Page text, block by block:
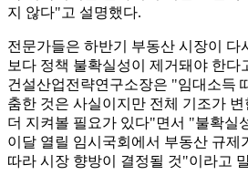
지 않다"고 설명했다.
전문가들은 하반기 부동산 시장이 다
보다 정책 불확실성이 제거돼야 한다
건설산업전략연구소장은 "임대소득
춤한 것은 사실이지만 전체 기조가
더 지켜볼 필요가 있다"면서 "불확실
이달 열릴 임시국회에서 부동산 규제
따라 시장 향방이 결정될 것"이라고